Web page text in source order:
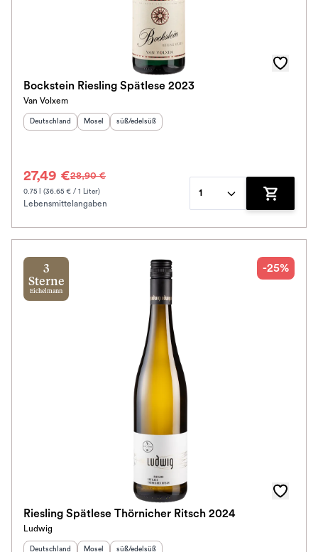
Bockstein Riesling Spätlese 2023
Van Volxem
Herkunftsland
Deutschland Herkunftsregion:
Mosel Geschmack:
süß/edelsüß
27,49 €28,90 €
0.75 l (36.65 € / 1 Liter)
Lebensmittelangaben
1
Zum
3
Sterne
Eichelmann
-25%
Riesling Spätlese Thörnicher Ritsch 2024
Ludwig
Herkunftsland
Deutschland Herkunftsregion:
Mosel Geschmack:
süß/edelsüß